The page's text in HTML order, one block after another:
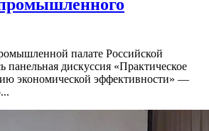
палате Российской
панельная дискуссия «Практическое
экономической эффективности» —